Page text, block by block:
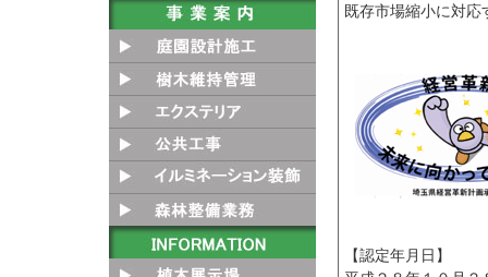
既存市場縮小に対
【認定年月日】